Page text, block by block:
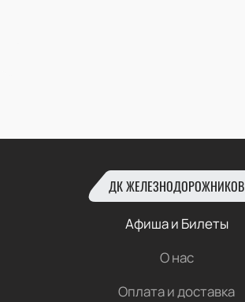
ДК ЖЕЛЕЗНОДОРОЖНИКОВ
Афиша и Билеты
О нас
Оплата и доставка